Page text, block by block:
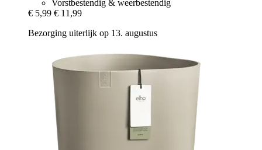
Vorstbestendig & weerbestendig
€ 5,99 € 11,99
Bezorging uiterlijk op 13. augustus